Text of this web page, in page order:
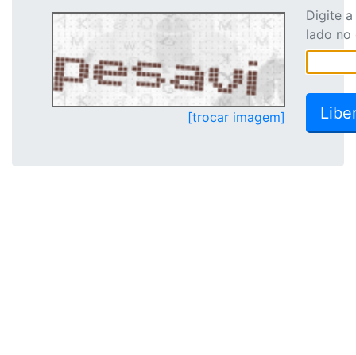
[trocar imagem]
Digite
lado no